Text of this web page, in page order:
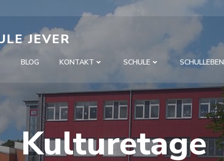
JEVER
BLOG KONTAKT SCHULE SCHULLEBEN
Kulturetage